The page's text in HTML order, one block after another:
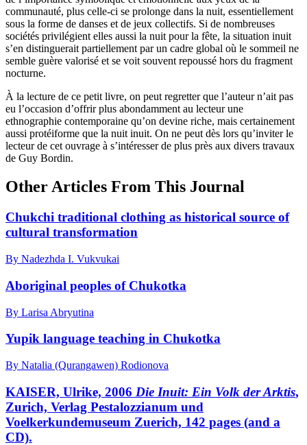
communauté, plus celle-ci se prolonge dans la nuit, essentiellement
sous la forme de danses et de jeux collectifs. Si de nombreuses
sociétés privilégient elles aussi la nuit pour la fête, la situation inuit
s’en distinguerait partiellement par un cadre global où le sommeil ne
semble guère valorisé et se voit souvent repoussé hors du fragment
nocturne.
À la lecture de ce petit livre, on peut regretter que l’auteur n’ait pas
eu l’occasion d’offrir plus abondamment au lecteur une
ethnographie contemporaine qu’on devine riche, mais certainement
aussi protéiforme que la nuit inuit. On ne peut dès lors qu’inviter le
lecteur de cet ouvrage à s’intéresser de plus près aux divers travaux
de Guy Bordin.
Other Articles From This Journal
Chukchi traditional clothing as historical source of
cultural transformation
By Nadezhda I. Vukvukai
Aboriginal peoples of Chukotka
By Larisa Abryutina
Yupik language teaching in Chukotka
By Natalia (Qurangawen) Rodionova
KAISER, Ulrike, 2006 Die Inuit: Ein Volk der Arktis,
Zurich, Verlag Pestalozzianum und
Voelkerkundemuseum Zuerich, 142 pages (and a
CD).